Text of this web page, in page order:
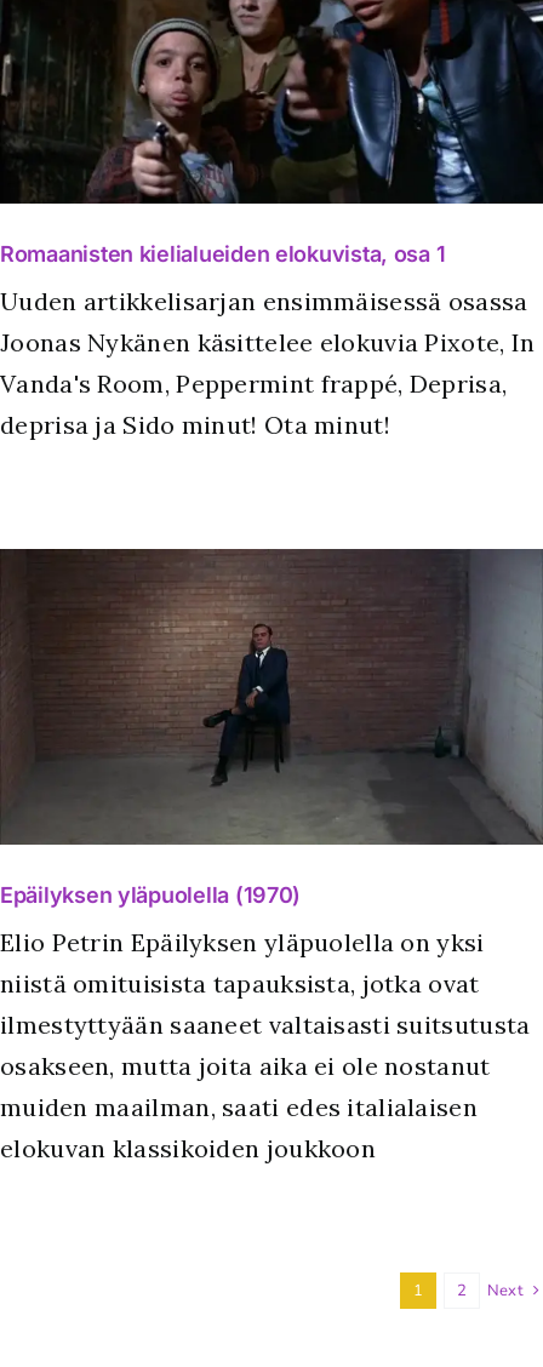
Romaanisten kielialueiden elokuvista, osa 1
Uuden artikkelisarjan ensimmäisessä osassa
Joonas Nykänen käsittelee elokuvia Pixote, In
Vanda's Room, Peppermint frappé, Deprisa,
deprisa ja Sido minut! Ota minut!
Epäilyksen yläpuolella (1970)
Elio Petrin Epäilyksen yläpuolella on yksi
niistä omituisista tapauksista, jotka ovat
ilmestyttyään saaneet valtaisasti suitsutusta
osakseen, mutta joita aika ei ole nostanut
muiden maailman, saati edes italialaisen
elokuvan klassikoiden joukkoon
1 2 Next